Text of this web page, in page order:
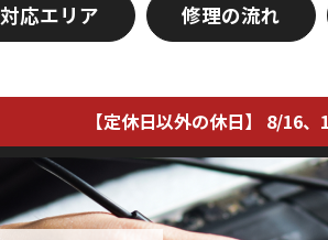
対応エリア 修理の流れ
【定休日以外の休日】 8/16、